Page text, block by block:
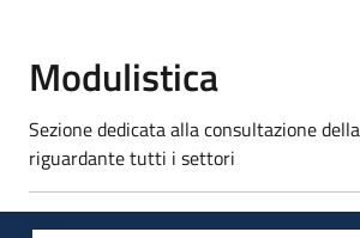
Modulistica
Sezione dedicata alla consultazione
riguardante tutti i settori